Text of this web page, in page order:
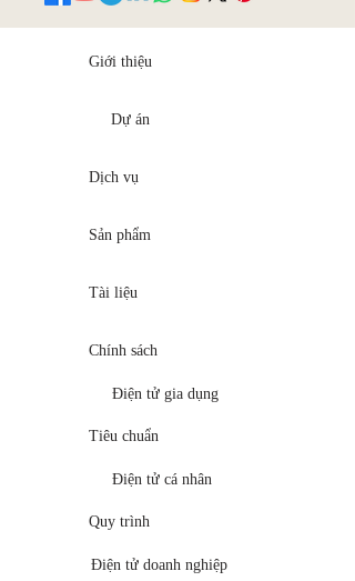
Giới thiệu
Dự án
Dịch vụ
Sản phẩm
Tài liệu
Chính sách
Điện tử gia dụng
Tiêu chuẩn
Điện tử cá nhân
Quy trình
Điện tử doanh nghiệp